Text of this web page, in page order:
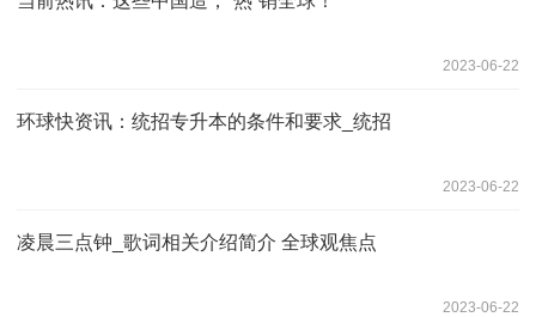
2023-06-22
环球快资讯：统招专升本的条件和要求_统招
2023-06-22
凌晨三点钟_歌词相关介绍简介 全球观焦点
2023-06-22